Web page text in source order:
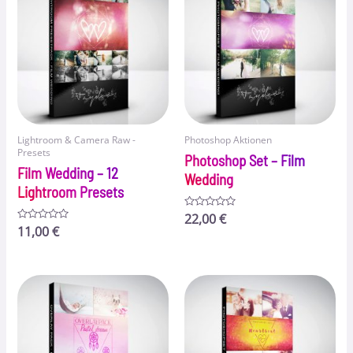
Lightroom & Camera Raw -
Presets
Film Wedding – 12
Lightroom Presets
Bewertet
mit
11,00€
Photoshop Aktionen
Photoshop Set – Film
Wedding
Bewertet
mit
22,00€